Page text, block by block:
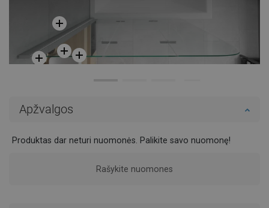
Apžvalgos
Produktas dar neturi nuomonės. Palikite savo nuomonę!
Rašykite nuomones